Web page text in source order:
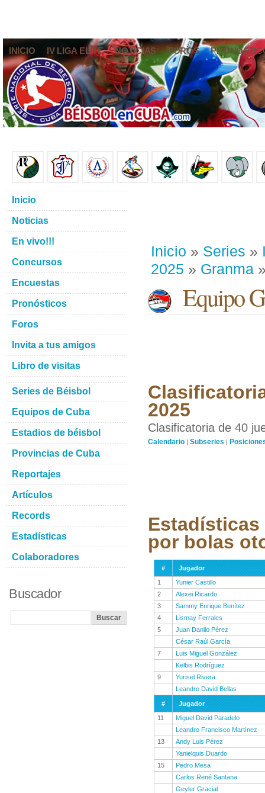
INICIO IV LIGA ELITE NOTICIAS FOROS
Inicio » Series »
2025 » Granma
Equipo
2025
Clasificatoria de 40
Calendario | Subseries |
por bolas
#
Jugador
1
Yunier Castillo
2
Alexei Ricardo
3
Sammy Enrique Benítez
4
Lismay Ferrales
5
Juan Danilo Pérez
César Raúl García
7
Luis Miguel González
Kelbis Rodríguez
9
Yurisel Rivera
Leandro David Bellas
#
Jugador
11
Miguel David Paradelo
Leandro Francisco Martínez
13
Andy Luis Pérez
Yanielquis Duardo
15
Pedro Mesa
Carlos René Santana
Geyler Gracial
Inicio
Noticias
En vivo!!!
Concursos
Encuestas
Pronósticos
Foros
Invita a tus amigos
Libro de visitas
Series de Béisbol
Equipos de Cuba
Estadios de béisbol
Provincias de Cuba
Reportajes
Artículos
Records
Estadísticas
Colaboradores
Buscador